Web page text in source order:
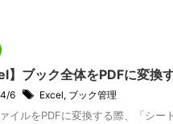
】ブック全体をPDFに変
6 Excel, ブック管理
イルをPDFに変換する際、「シー